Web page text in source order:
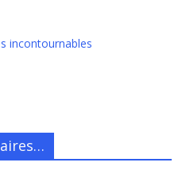
incontournables